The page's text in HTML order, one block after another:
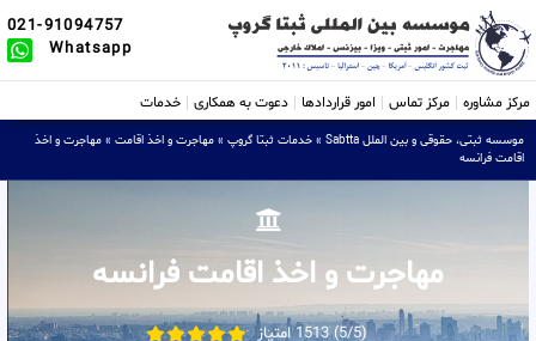
021-91094757
Whatsapp
مرکز مشاوره مرکز تماس امور قراردادها دعوت به همکاری خدمات
موسسه ثبتی، حقوقی و بین الملل Sabtta » خدمات ثبتا گروپ » مهاجرت و اخذ اقامت » مهاجرت و اخذ
اقامت فرانسه
مهاجرت و اخذ اقامت فرانسه
(5/5) 1513 امتیاز